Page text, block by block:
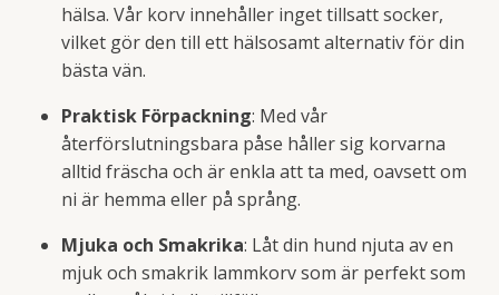
hälsa. Vår korv innehåller inget tillsatt socker,
vilket gör den till ett hälsosamt alternativ för din
bästa vän.
Praktisk Förpackning: Med vår
återförslutningsbara påse håller sig korvarna
alltid fräscha och är enkla att ta med, oavsett om
ni är hemma eller på språng.
Mjuka och Smakrika: Låt din hund njuta av en
mjuk och smakrik lammkorv som är perfekt som